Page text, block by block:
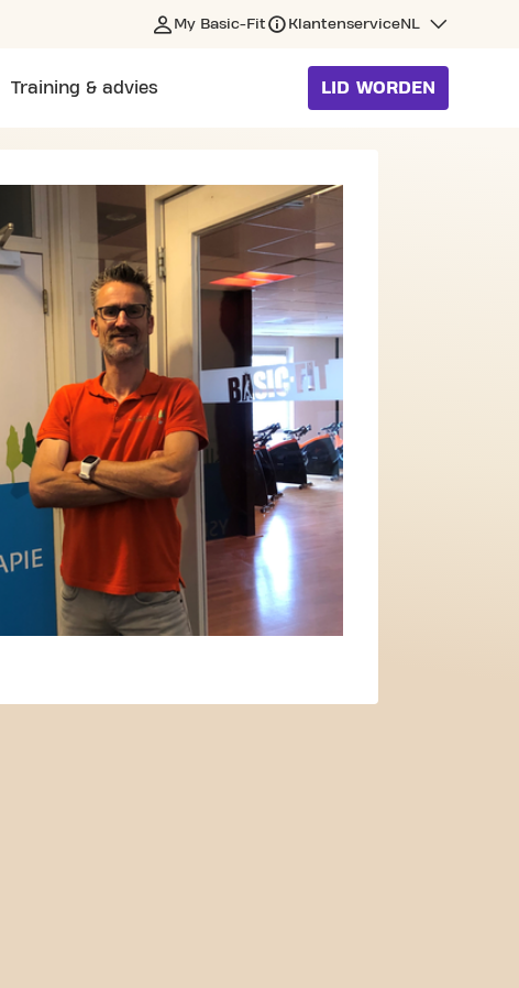
My Basic-Fit KlantenserviceNL
Training & advies LID WORDEN